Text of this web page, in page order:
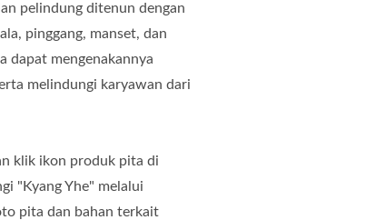
pelindung ditenun dengan
pinggang, manset, dan
dapat mengenakannya
melindungi karyawan dari
klik ikon produk pita di
"Kyang Yhe" melalui
pita dan bahan terkait